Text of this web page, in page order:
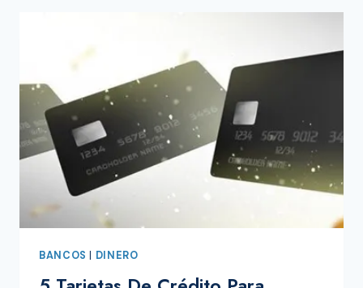
¿ES
CONFIABLE?
BANCOS DINERO